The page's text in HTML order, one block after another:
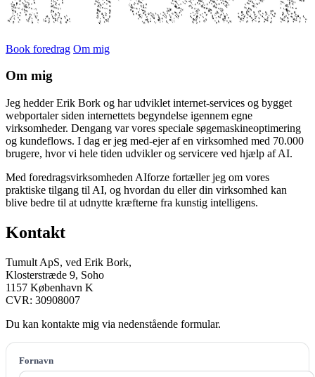
Book foredrag Om mig
Om mig
Jeg hedder Erik Bork og har udviklet internet-services og bygget
webportaler siden internettets begyndelse igennem egne
virksomheder. Dengang var vores speciale søgemaskineoptimering
og kundeflows. I dag er jeg med-ejer af en virksomhed med 70.000
brugere, hvor vi hele tiden udvikler og servicere ved hjælp af AI.
Med foredragsvirksomheden AIforze fortæller jeg om vores
praktiske tilgang til AI, og hvordan du eller din virksomhed kan
blive bedre til at udnytte kræfterne fra kunstig intelligens.
Kontakt
Tumult ApS, ved Erik Bork,
Klosterstræde 9, Soho
1157 København K
CVR: 30908007
Du kan kontakte mig via nedenstående formular.
Fornavn